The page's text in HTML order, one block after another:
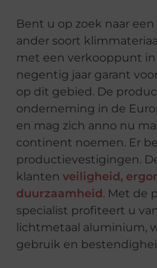
Bent u op zoek naar
ander soort
met een verkooppunt in
negentig jaar garant
op dit gebied. De
onderneming in de
en mag zich anno nu
continent noemen. Er
productievestigingen.
klantenveiligheid,
duurzaamheid. Met de
specialist profiteert u
lichtmetaal aluminium,
gebruik en